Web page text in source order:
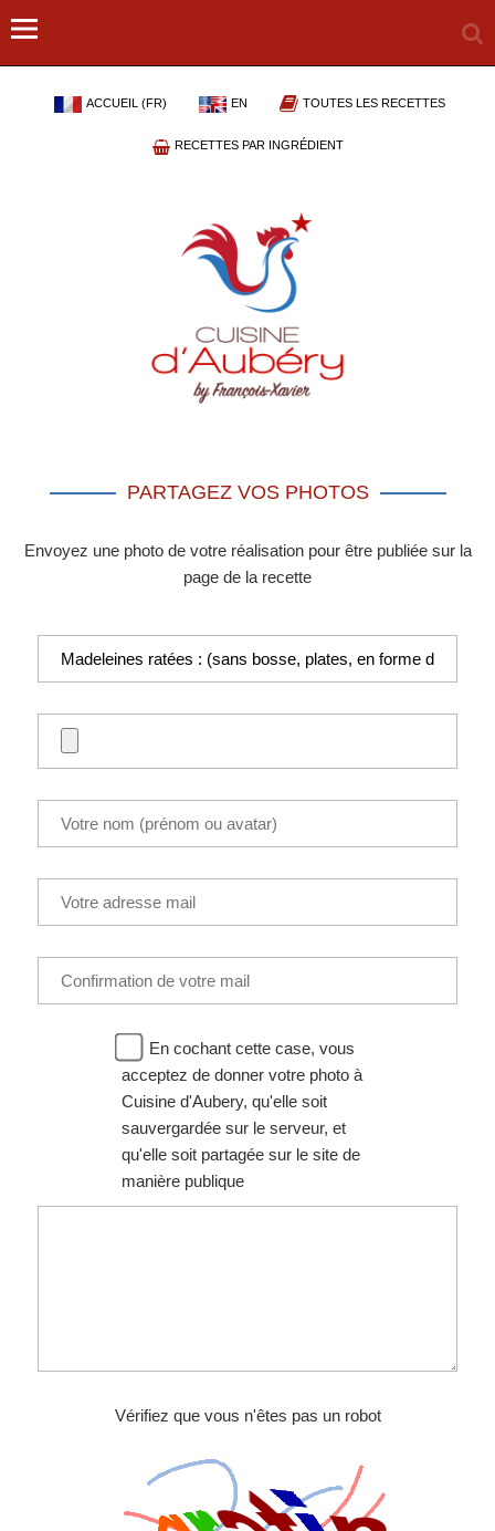
ACCUEIL (FR) EN TOUTES LES RECETTES
RECETTES PAR INGRÉDIENT
PARTAGEZ VOS PHOTOS
Envoyez une photo de votre réalisation pour être publiée sur la
page de la recette
En cochant cette case, vous
acceptez de donner votre photo à
Cuisine d'Aubery, qu'elle soit
sauvergardée sur le serveur, et
qu'elle soit partagée sur le site de
manière publique
Vérifiez que vous n'êtes pas un robot